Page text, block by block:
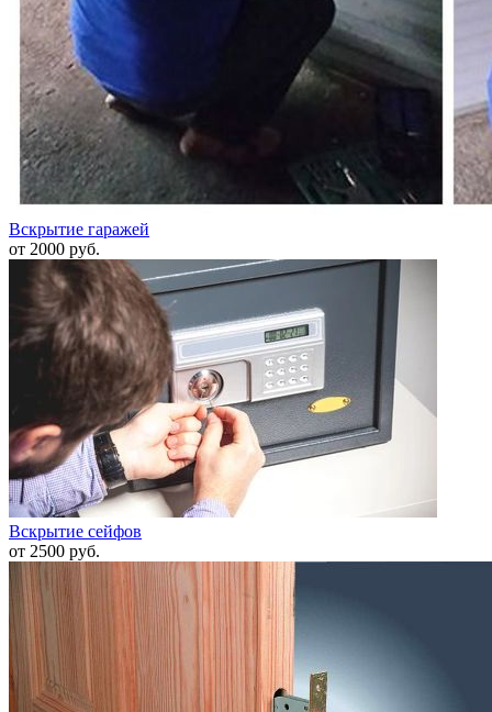
Вскрытие гаражей
от 2000 руб.
Вскрытие сейфов
от 2500 руб.